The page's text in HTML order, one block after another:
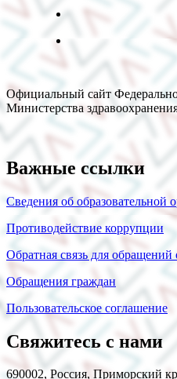
Официальный сайт
Министерства
Важные ссылки
Сведения об образовательной
Противодействие коррупции
Обратная связь для
Обращения граждан
Пользовательское соглашение
Свяжитесь с нами
690002, Россия, Приморский